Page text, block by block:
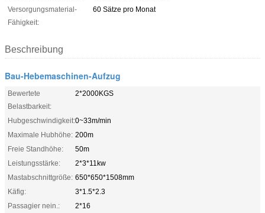
Versorgungsmaterial-
Fähigkeit:
60 Sätze pro Monat
Beschreibung
Bau-Hebemaschinen-Aufzug
Bewertete
Belastbarkeit:
2*2000KGS
Hubgeschwindigkeit:0~33m/min
Maximale Hubhöhe: 200m
Freie Standhöhe:
50m
Leistungsstärke:
2*3*11kw
Mastabschnittgröße: 650*650*1508mm
Käfig:
3*1.5*2.3
Passagier nein.:
2*16